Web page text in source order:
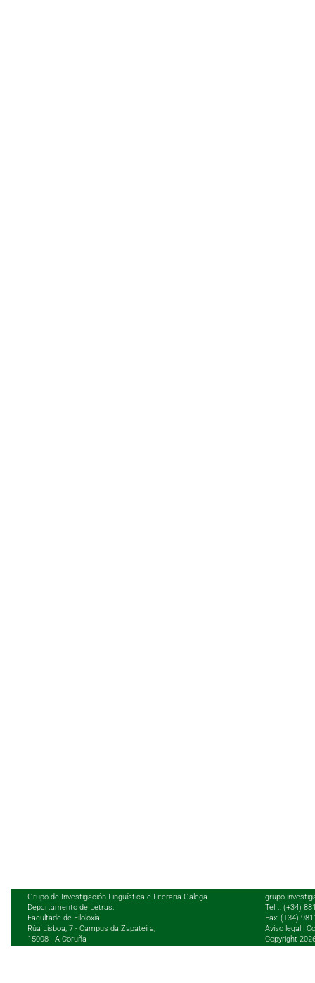
Grupo de Investigación Lingüística e Literaria Galega
Departamento de Letras.
Facultade de Filoloxía
Rúa Lisboa, 7 - Campus da Zapateira,
15008 - A Coruña
Telf.: (+34)
Fax: (+34)
Aviso legal
Copyright